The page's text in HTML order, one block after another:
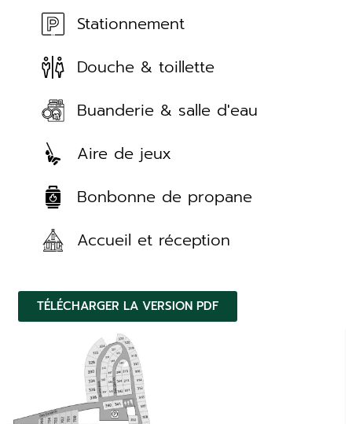
Stationnement
Douche & toillette
Buanderie & salle d'eau
Aire de jeux
Bonbonne de propane
Accueil et réception
TÉLÉCHARGER LA VERSION PDF